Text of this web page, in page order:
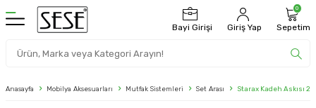
Bayi Girişi Giriş Yap
0
Sepetim
Anasayfa Mobilya Aksesuarları Mutfak Sistemleri Set Arası Starax Kadeh Askısı